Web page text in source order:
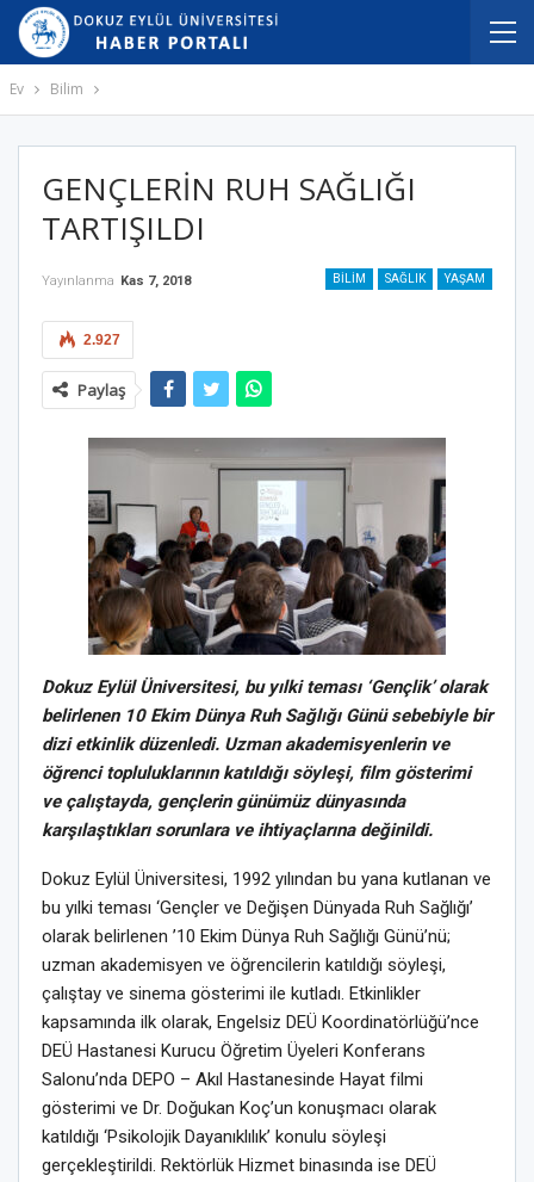
Ev Bilim
GENÇLERİN RUH SAĞLIĞI
TARTIŞILDI
BILIM SAĞLIK YAŞAM
Yayınlanma Kas 7, 2018
2.927
Paylaş
Dokuz Eylül Üniversitesi, bu yılki teması ‘Gençlik’ olarak
belirlenen 10 Ekim Dünya Ruh Sağlığı Günü sebebiyle bir
dizi etkinlik düzenledi. Uzman akademisyenlerin ve
öğrenci topluluklarının katıldığı söyleşi, film gösterimi
ve çalıştayda, gençlerin günümüz dünyasında
karşılaştıkları sorunlara ve ihtiyaçlarına değinildi.
Dokuz Eylül Üniversitesi, 1992 yılından bu yana kutlanan ve
bu yılki teması ‘Gençler ve Değişen Dünyada Ruh Sağlığı’
olarak belirlenen ’10 Ekim Dünya Ruh Sağlığı Günü’nü;
uzman akademisyen ve öğrencilerin katıldığı söyleşi,
çalıştay ve sinema gösterimi ile kutladı. Etkinlikler
kapsamında ilk olarak, Engelsiz DEÜ Koordinatörlüğü’nce
DEÜ Hastanesi Kurucu Öğretim Üyeleri Konferans
Salonu’nda DEPO – Akıl Hastanesinde Hayat filmi
gösterimi ve Dr. Doğukan Koç’un konuşmacı olarak
katıldığı ‘Psikolojik Dayanıklılık’ konulu söyleşi
gerçekleştirildi. Rektörlük Hizmet binasında ise DEÜ